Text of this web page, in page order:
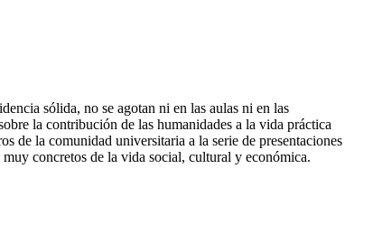
sólida, no se agotan ni en las aulas ni en las
la contribución de las humanidades a la vida práctica
de la comunidad universitaria a la serie de presentaciones
concretos de la vida social, cultural y económica.